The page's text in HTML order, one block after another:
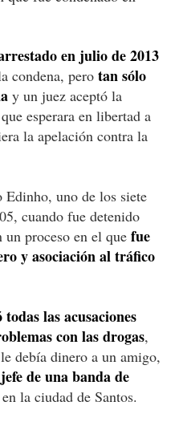
en julio de 2013
condena, pero tan sólo
y un juez aceptó la
esperara en libertad a
la apelación contra la
uno de los siete
cuando fue detenido
un proceso en el que fue
y asociación al tráfico
las acusaciones
con las drogas,
debía dinero a un amigo,
de una banda de
la ciudad de Santos.